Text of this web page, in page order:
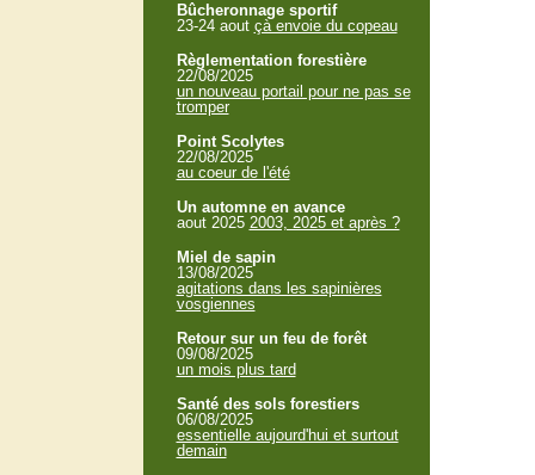
Bûcheronnage sportif
23-24 aout çà envoie du copeau
Règlementation forestière
22/08/2025
un nouveau portail pour ne pas se
tromper
Point Scolytes
22/08/2025
au coeur de l'été
Un automne en avance
aout 2025 2003, 2025 et après ?
Miel de sapin
13/08/2025
agitations dans les sapinières
vosgiennes
Retour sur un feu de forêt
09/08/2025
un mois plus tard
Santé des sols forestiers
06/08/2025
essentielle aujourd'hui et surtout
demain